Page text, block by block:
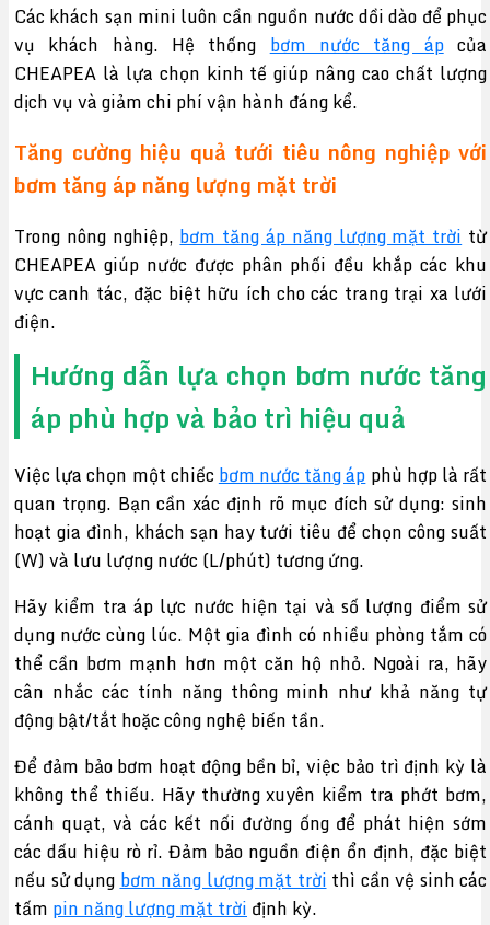
Các khách sạn mini luôn cần nguồn nước dồi dào để phục
vụ khách hàng. Hệ thống bơm nước tăng ápcủa
CHEAPEA là lựa chọn kinh tế giúp nâng cao chất lượng
dịch vụ và giảm chi phí vận hành đáng kể.
Tăng cường hiệu quả tưới tiêu nông nghiệp với
bơm tăng áp năng lượng mặt trời
Trong nông nghiệp, bơm tăng áp năng lượng mặt trời từ
CHEAPEA giúp nước được phân phối đều khắp các khu
vực canh tác, đặc biệt hữu ích cho các trang trại xa lưới
điện.
Hướng dẫn lựa chọn bơm nước tăng
áp phù hợp và bảo trì hiệu quả
Việc lựa chọn một chiếc bơm nước tăng áp phù hợp là rất
quan trọng. Bạn cần xác định rõ mục đích sử dụng: sinh
hoạt gia đình, khách sạn hay tưới tiêu để chọn công suất
(W) và lưu lượng nước (L/phút) tương ứng.
Hãy kiểm tra áp lực nước hiện tại và số lượng điểm sử
dụng nước cùng lúc. Một gia đình có nhiều phòng tắm có
thể cần bơm mạnh hơn một căn hộ nhỏ. Ngoài ra, hãy
cân nhắc các tính năng thông minh như khả năng tự
động bật/tắt hoặc công nghệ biến tần.
Để đảm bảo bơm hoạt động bền bỉ, việc bảo trì định kỳ là
không thể thiếu. Hãy thường xuyên kiểm tra phớt bơm,
cánh quạt, và các kết nối đường ống để phát hiện sớm
các dấu hiệu rò rỉ. Đảm bảo nguồn điện ổn định, đặc biệt
nếu sử dụng bơm năng lượng mặt trời thì cần vệ sinh các
tấm pin năng lượng mặt trời định kỳ.